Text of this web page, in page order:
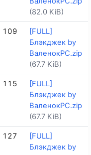
(82.0 KiB)
109
[FULL]
Блэкджек by
ВаленокPC.zip
(67.7 KiB)
115
[FULL]
Блэкджек by
ВаленокPC.zip
(67.7 KiB)
127
[FULL]
Блэкджек by